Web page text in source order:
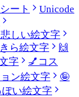
ート
Unicode
悲しい絵文字
ら絵文字
🙌
字 💅 コス
ン絵文字
🤪
ぽい絵文字